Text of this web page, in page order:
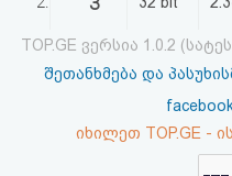
კოდი
სალიცენზიო
TOP.GE ვერსია 1.0.2
შეთანხმება და
იხილეთ TOP.GE -